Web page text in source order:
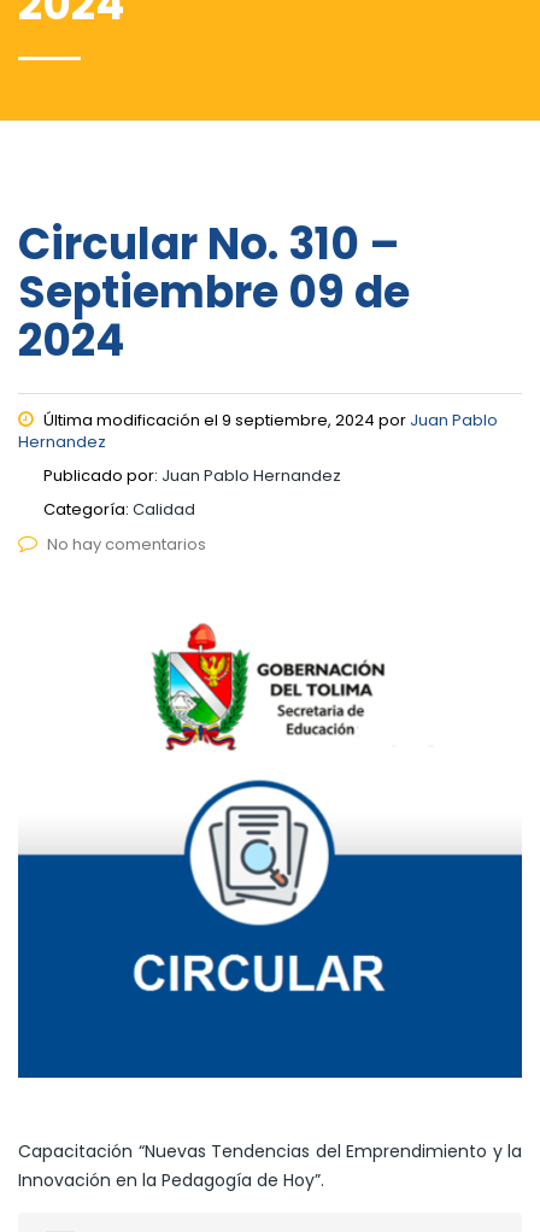
Circular No. 310 –
Septiembre 09 de
2024
Última modificación el 9 septiembre, 2024 por Juan Pablo
Hernandez
Publicado por: Juan Pablo Hernandez
Categoría: Calidad
No hay comentarios
Capacitación “Nuevas Tendencias del Emprendimiento y la
Innovación en la Pedagogía de Hoy”.